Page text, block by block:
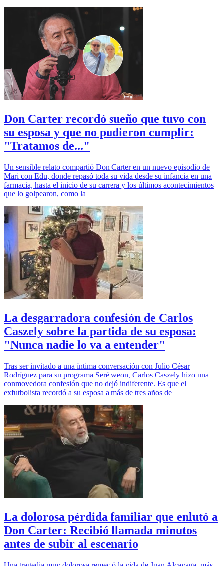
Don Carter recordó sueño que tuvo con
su esposa y que no pudieron cumplir:
"Tratamos de..."
Un sensible relato compartió Don Carter en un nuevo episodio de
Mari con Edu, donde repasó toda su vida desde su infancia en una
farmacia, hasta el inicio de su carrera y los últimos acontecimientos
que lo golpearon, como la
La desgarradora confesión de Carlos
Caszely sobre la partida de su esposa:
"Nunca nadie lo va a entender"
Tras ser invitado a una íntima conversación con Julio César
Rodríguez para su programa Seré weon, Carlos Caszely hizo una
conmovedora confesión que no dejó indiferente. Es que el
exfutbolista recordó a su esposa a más de tres años de
La dolorosa pérdida familiar que enlutó a
Don Carter: Recibió llamada minutos
antes de subir al escenario